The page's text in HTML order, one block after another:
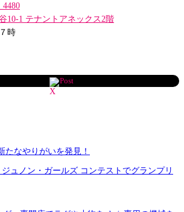
4480
10-1 テナントアネックス2階
時
Post
たなやりがいを発見！
ュノン・ガールズ コンテストでグランプリ